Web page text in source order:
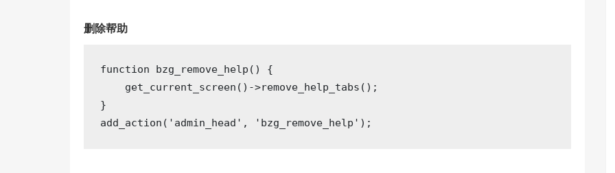
删除帮助
function bzg_remove_help ()
{
    get_current_screen()->remove_help_tabs();
}
add_action( 'admin_head' , 'bzg_remove_help' );